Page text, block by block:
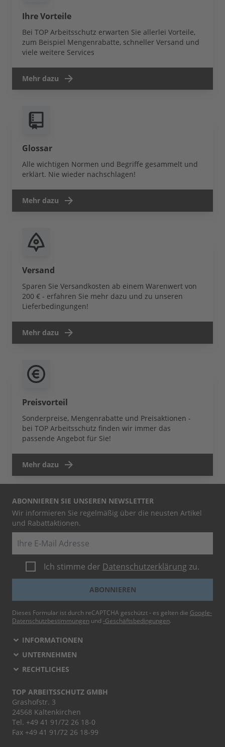
Ihre Vorteile
Bei TOP Arbeitsschutz erwarten Sie allerlei Vorteile,
zum Beispiel Mengenrabatte, schneller Versand und
viele weitere Services
Mehr dazu
Glossar
Alle wichtigen Normen und Begriffe gesammelt und
erklärt. Nie wieder nachschlagen!
Mehr dazu
Versand
Sparen Sie Versandkosten ab einem Warenwert von
200 € - erfahren Sie mehr dazu und zu unseren
Lieferbedingungen!
Mehr dazu
Preisvorteil
Sonderpreise, Mengenrabatte und Preisaktionen -
bei TOP Arbeitsschutz finden wir immer das
passende Angebot für Sie!
Mehr dazu
ABONNIEREN SIE UNSEREN NEWSLETTER
Wir informieren Sie regelmäßig über die neusten Artikel
und Rabattaktionen.
Ich stimme der Datenschutzerklärung zu.
ABONNIEREN
Dieses Formular ist durch reCAPTCHA geschützt - es gelten die Google-
Datenschutzbestimmungen und -Geschäftsbedingungen.
INFORMATIONEN
UNTERNEHMEN
RECHTLICHES
TOP ARBEITSSCHUTZ GMBH
Grashofstr. 3
24568 Kaltenkirchen
Tel. +49 41 91/72 26 18-0
Fax +49 41 91/72 26 18-99